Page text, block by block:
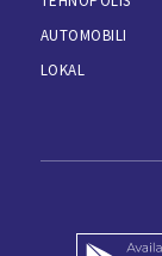
AUTOMOBILI
LOKAL